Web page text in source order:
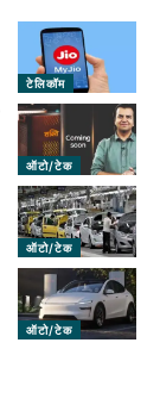
टेलिकॉम
ऑटो/टेक
ऑटो/टेक
ऑटो/टेक